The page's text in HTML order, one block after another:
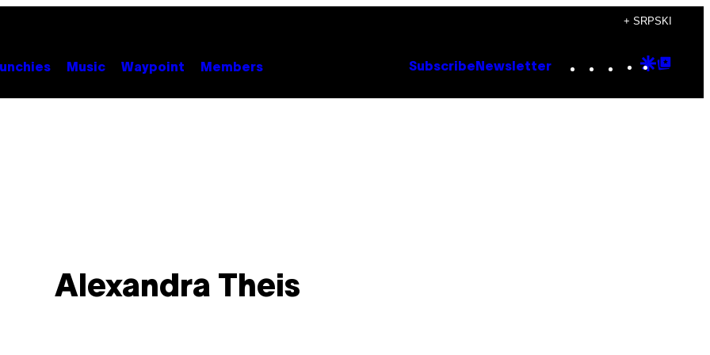
+ SRPSKI
Music Waypoint Members Subscribe Newsletter Instagram
TikTok
YouTube
Google
Alexandra Theis